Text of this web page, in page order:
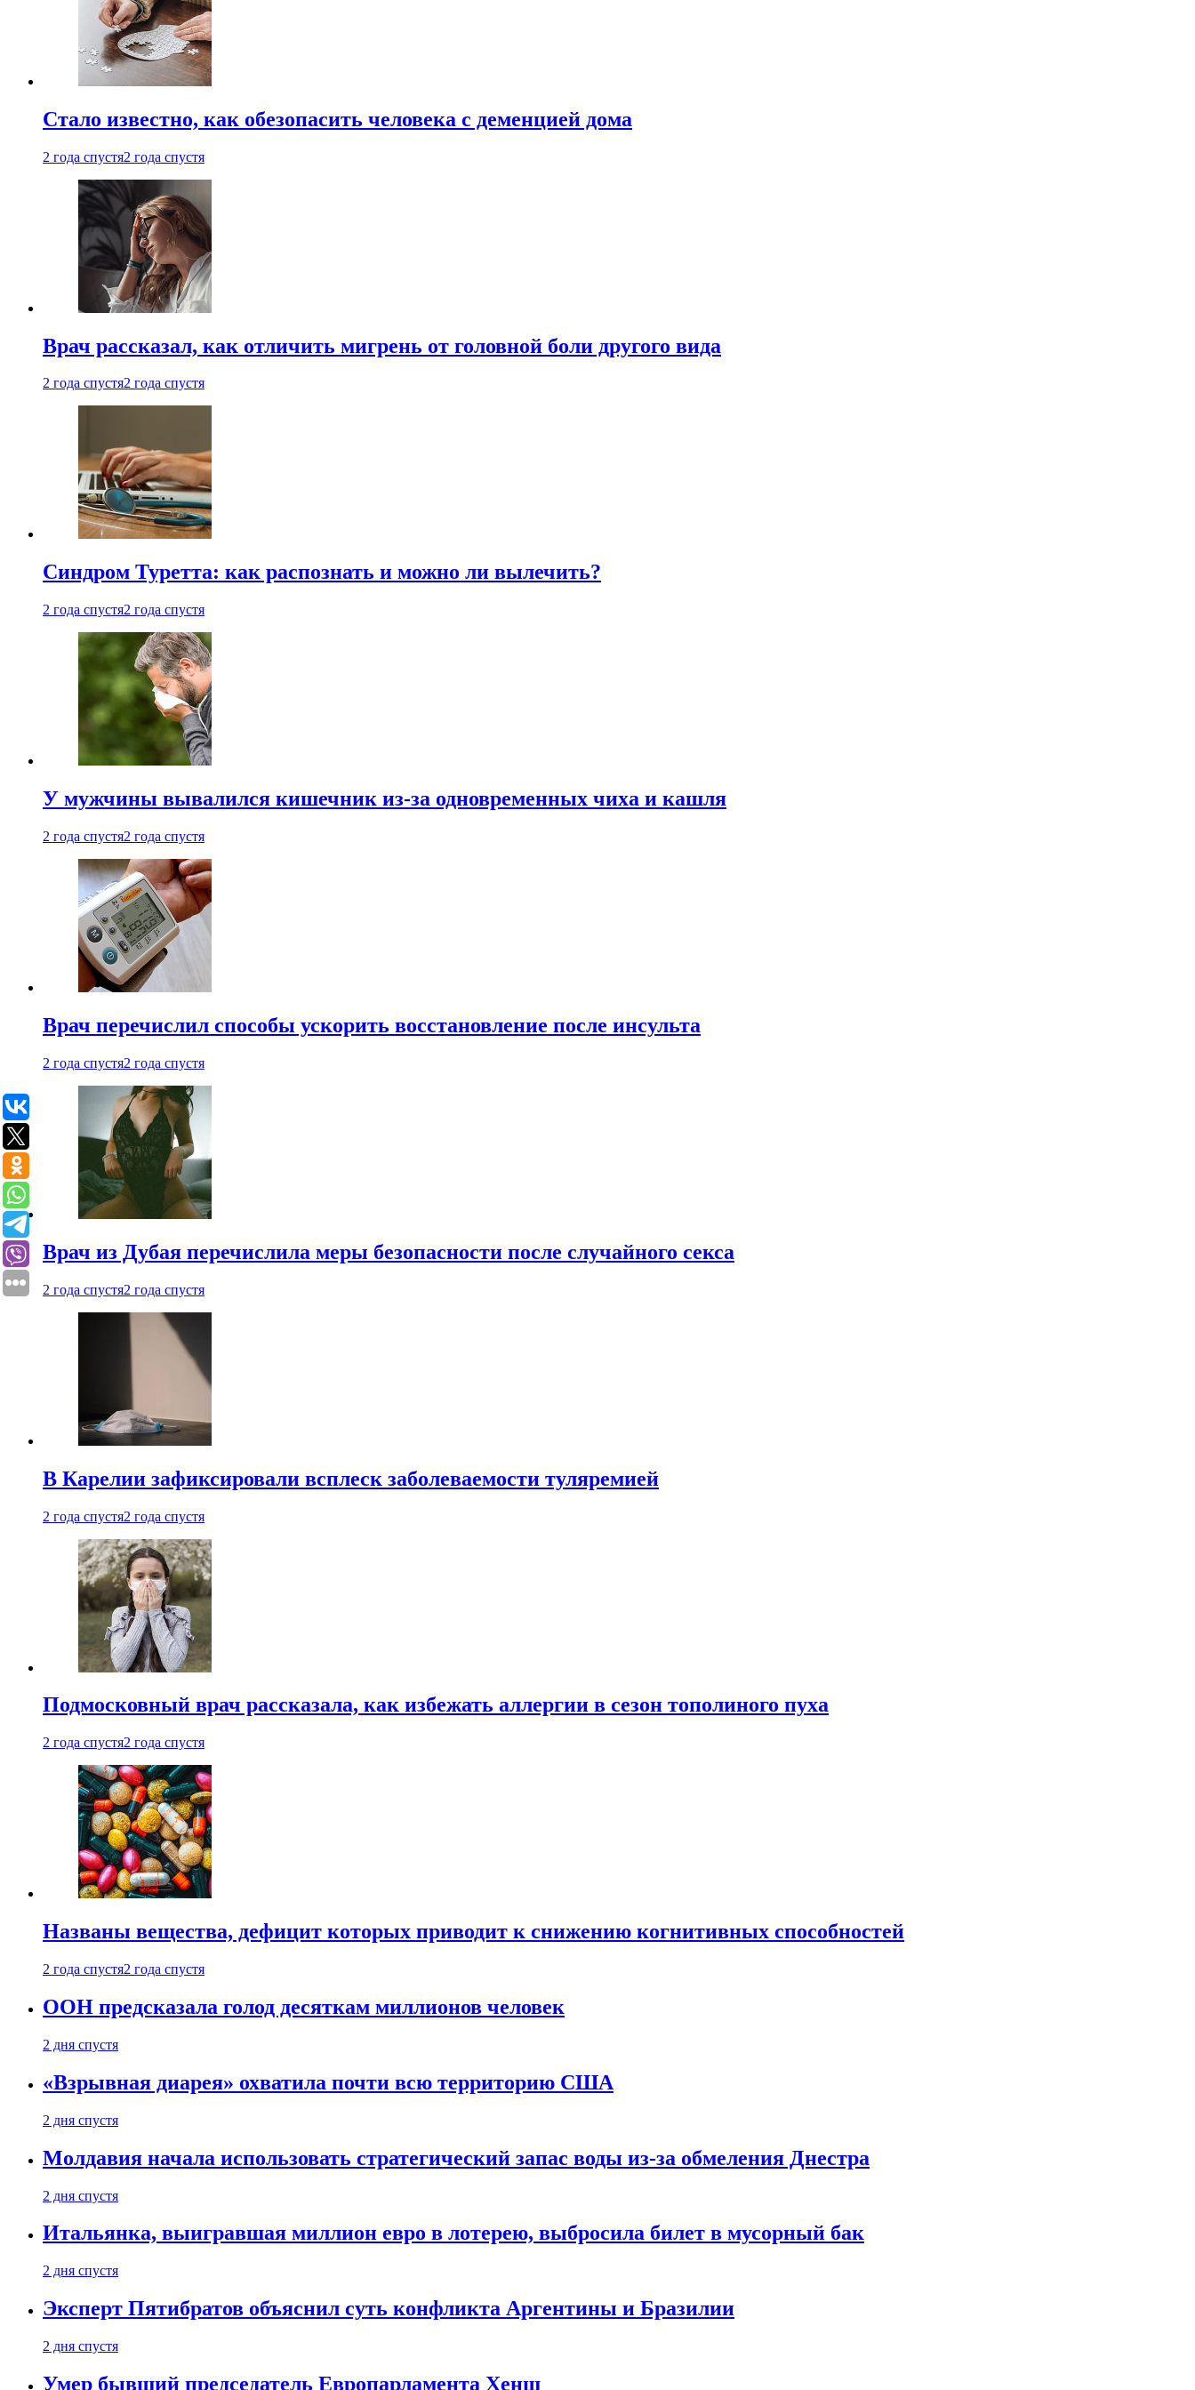
Стало известно, как обезопасить человека с деменцией дома
2 года спустя2 года спустя
Врач рассказал, как отличить мигрень от головной боли другого вида
2 года спустя2 года спустя
Синдром Туретта: как распознать и можно ли вылечить?
2 года спустя2 года спустя
У мужчины вывалился кишечник из-за одновременных чиха и кашля
2 года спустя2 года спустя
Врач перечислил способы ускорить восстановление после инсульта
2 года спустя2 года спустя
Врач из Дубая перечислила меры безопасности после случайного секса
2 года спустя2 года спустя
В Карелии зафиксировали всплеск заболеваемости туляремией
2 года спустя2 года спустя
Подмосковный врач рассказала, как избежать аллергии в сезон тополиного пуха
2 года спустя2 года спустя
Названы вещества, дефицит которых приводит к снижению когнитивных способностей
2 года спустя2 года спустя
ООН предсказала голод десяткам миллионов человек
2 дня спустя
«Взрывная диарея» охватила почти всю территорию США
2 дня спустя
Молдавия начала использовать стратегический запас воды из-за обмеления Днестра
2 дня спустя
Итальянка, выигравшая миллион евро в лотерею, выбросила билет в мусорный бак
2 дня спустя
Эксперт Пятибратов объяснил суть конфликта Аргентины и Бразилии
2 дня спустя
Умер бывший председатель Европарламента Хенш